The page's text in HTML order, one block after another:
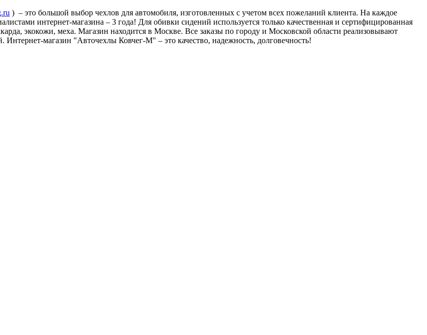
) – это большой выбор чехлов для автомобиля, изготовленных с учетом всех пожеланий клиента. На каждое
интернет-магазина – 3 года! Для обивки сидений используется только качественная и сертифицированная
экокожи, меха. Магазин находится в Москве. Все заказы по городу и Московской области реализовывают
Интернет-магазин "Авточехлы Ковчег-М" – это качество, надежность, долговечность!